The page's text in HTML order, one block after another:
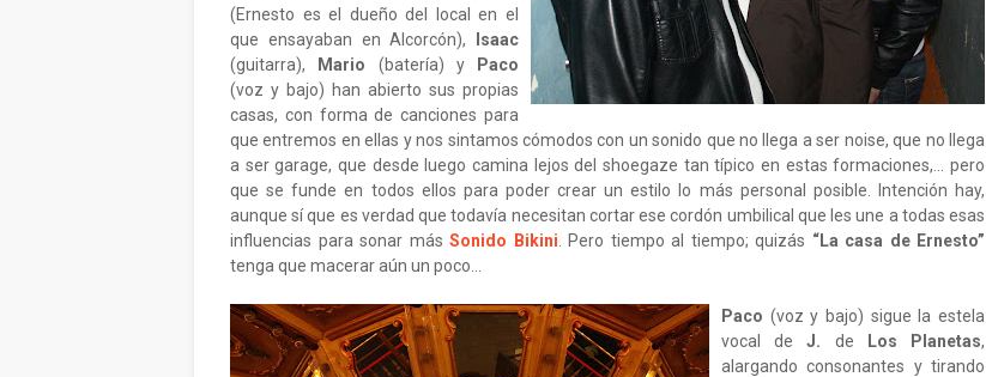
(Ernesto es el dueño del local en el
que ensayaban en Alcorcón),
Isaac
(guitarra),
Mario (batería) y
Paco
(voz y bajo) han abierto sus propias
casas, con forma de canciones para
que entremos en ellas y nos sintamos cómodos con un sonido que no llega a ser noise, que no llega
a ser garage, que desde luego camina lejos del shoegaze tan típico en estas formaciones,... pero
que se funde en todos ellos para poder crear un estilo lo más personal posible. Intención hay,
aunque sí que es verdad que todavía necesitan cortar ese cordón umbilical que les une a todas esas
influencias para sonar más Sonido Bikini . Pero tiempo al tiempo; quizás “La casa de Ernesto”
tenga que macerar aún un poco...
Paco (voz y bajo) sigue la estela
vocal deJ. de Los Planetas,
alargando consonantes y tirando